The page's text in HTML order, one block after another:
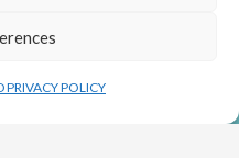
PRIVACY POLICY